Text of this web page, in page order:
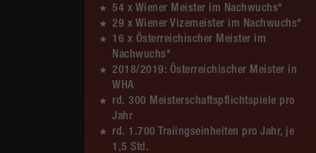
WU12
MADx WAT Atzgersdorf –
HC LINZ AG Ladies
nu
Liga
So. 07.06.2026 | 14:30 Uhr |
WU18
MADx WAT Atzgersdorf –
HIB Handball Graz
Liga
23:22
54 x Wiener Meister im Nachwuchs*
29 x Wiener Vizemeister im Nachwuchs*
16 x Österreichischer Meister im
Nachwuchs*
2018/2019: Österreichischer Meister in
WHA
rd. 300 Meisterschaftspflichtspiele pro
Jahr
rd. 1.700 Traiingseinheiten pro Jahr, je
1,5 Std.